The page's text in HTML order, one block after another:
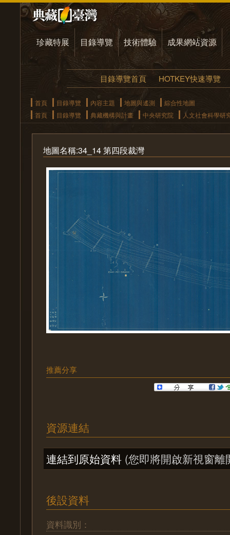
珍藏特展 目錄導覽 技術體驗 成果網站資源
目錄導覽首頁 HOTKEY快速導覽
首頁 目錄導覽 內容主題 地圖與遙測
綜合性地圖
首頁
目錄導覽 典藏機構與計畫 中央研究院 人文社會科學研
地圖名稱:34_14 第四段裁灣
推薦分享
資源連結
連結到原始資料 (您即將開啟新視窗離
後設資料
資料識別：